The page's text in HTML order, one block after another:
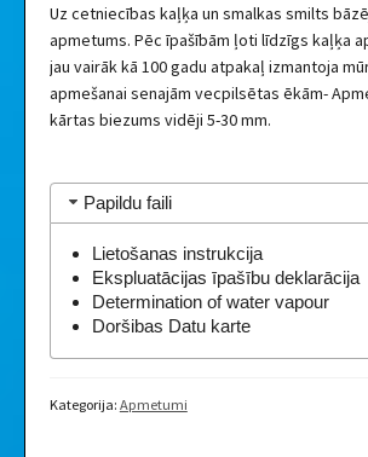
Uz cetniecības kaļķa un smalkas smilts
apmetums. Pēc īpašībām ļoti līdzīgs kaļķa
jau vairāk kā 100 gadu atpakaļ izmantoja
apmešanai senajām vecpilsētas ēkām-
kārtas biezums vidēji 5-30 mm.
Papildu faili
Lietošanas instrukcija
Ekspluatācijas īpašību deklarācija
Determination of water vapour
Doršibas Datu karte
Kategorija: Apmetumi